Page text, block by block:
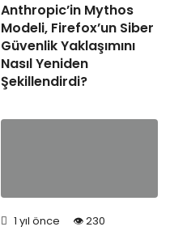
Anthropic’in Mythos
Modeli, Firefox’un Siber
Güvenlik Yaklaşımını
Nasıl Yeniden
Şekillendirdi?
1 yıl önce 230